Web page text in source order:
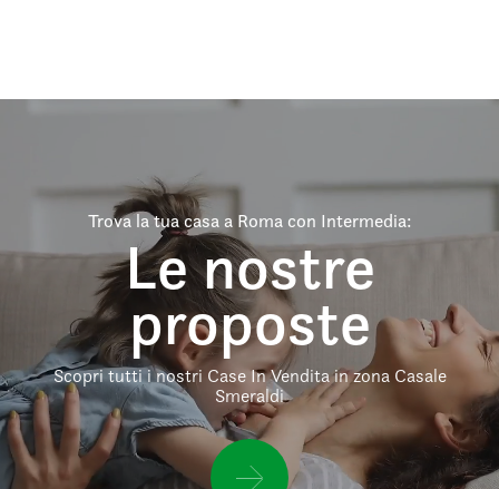
Trova la tua casa a Roma con Intermedia:
Le nostre
proposte
Scopri tutti i nostri Case In Vendita in zona Casale
Smeraldi